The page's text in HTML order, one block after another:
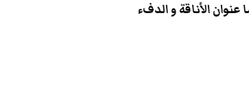
الأناقة و الدفء